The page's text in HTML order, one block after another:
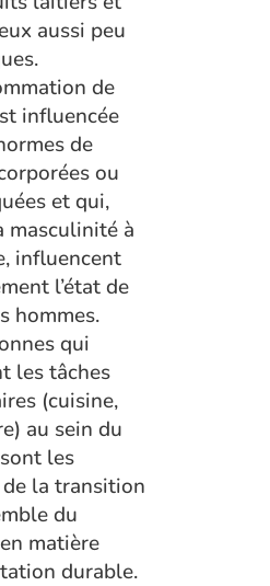
aussi peu
de
influencée
de
ou
et qui,
masculinité à
influencent
l’état de
hommes.
qui
les tâches
(cuisine,
au sein du
les
la transition
du
matière
durable.